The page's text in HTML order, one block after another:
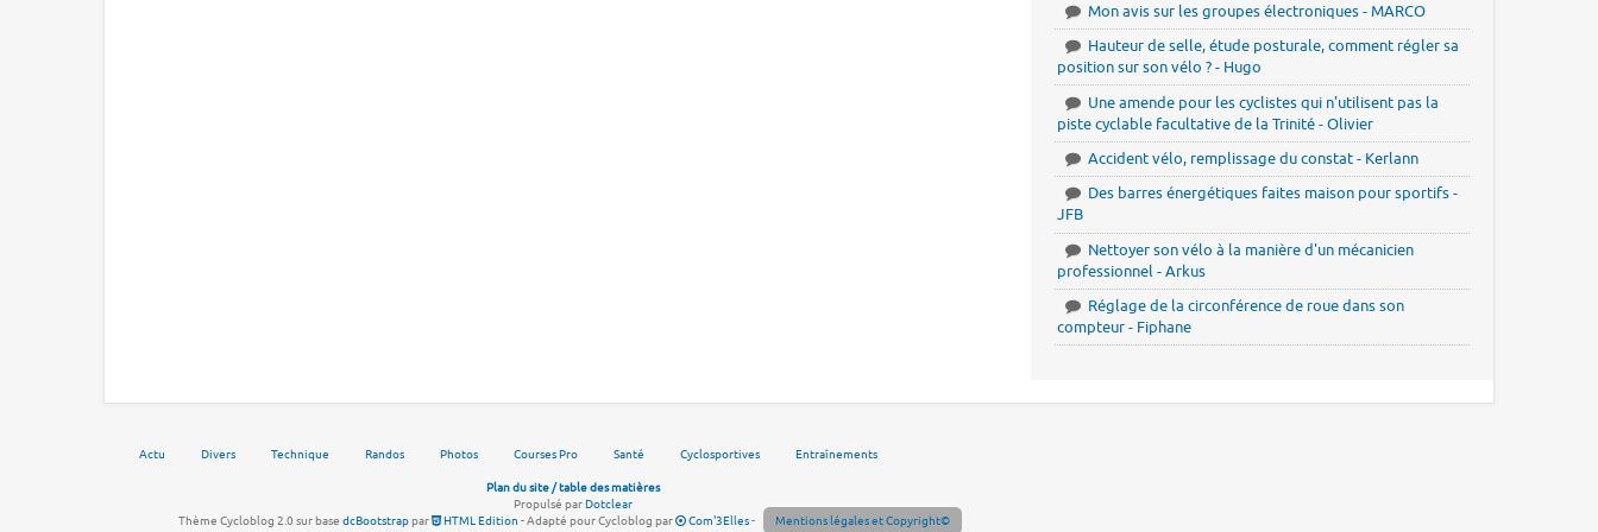
Mon avis sur les groupes électroniques - MARCO
Hauteur de selle, étude posturale, comment régler sa
position sur son vélo ? - Hugo
Une amende pour les cyclistes qui n'utilisent pas la
piste cyclable facultative de la Trinité - Olivier
Accident vélo, remplissage du constat - Kerlann
Des barres énergétiques faites maison pour sportifs -
JFB
Nettoyer son vélo à la manière d'un mécanicien
professionnel - Arkus
Réglage de la circonférence de roue dans son
compteur - Fiphane
Actu Divers Technique Randos Photos Courses Pro Santé Cyclosportives Entraînements
Plan du site / table des matières
Propulsé parDotclear
Thème Cycloblog 2.0 sur base dcBootstrappar HTML Edition - Adapté pour Cycloblog par Com'3Elles- Mentions légales et Copyright©